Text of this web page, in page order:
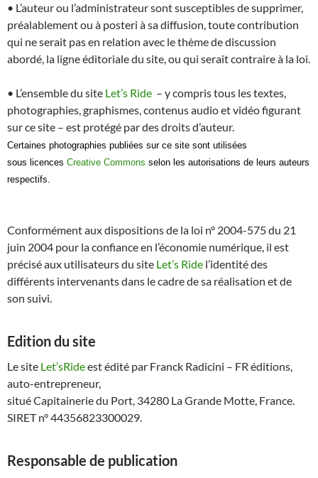
• L’auteur ou l’administrateur sont susceptibles de supprimer,
préalablement ou à posteri à sa diffusion, toute contribution
qui ne serait pas en relation avec le thème de discussion
abordé, la ligne éditoriale du site, ou qui serait contraire à la loi.
• L’ensemble du site Let’s Ride – y compris tous les textes,
photographies, graphismes, contenus audio et vidéo figurant
sur ce site – est protégé par des droits d’auteur.
Certaines photographies publiées sur ce site sont utilisées
sous licences Creative Commons selon les autorisations de leurs auteurs
respectifs.
Conformément aux dispositions de la loi n° 2004-575 du 21
juin 2004 pour la confiance en l’économie numérique, il est
précisé aux utilisateurs du site Let’s Ride l’identité des
différents intervenants dans le cadre de sa réalisation et de
son suivi.
Edition du site
Le site Let’sRideest édité par Franck Radicini – FR éditions,
auto-entrepreneur,
situé Capitainerie du Port, 34280 La Grande Motte, France.
SIRET n° 44356823300029.
Responsable de publication